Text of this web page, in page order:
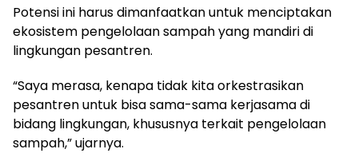
Potensi ini harus dimanfaatkan untuk menciptakan
ekosistem pengelolaan sampah yang mandiri di
lingkungan pesantren.
“Saya merasa, kenapa tidak kita orkestrasikan
pesantren untuk bisa sama-sama kerjasama di
bidang lingkungan, khususnya terkait pengelolaan
sampah,” ujarnya.